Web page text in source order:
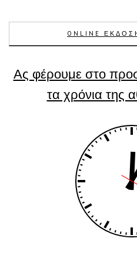
ONLINE
Ας φέρουμε στο
τα χρόνια της